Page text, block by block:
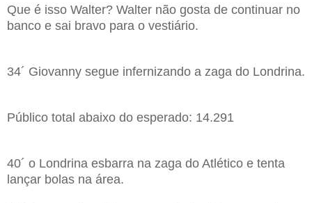
Que é isso Walter? Walter não gosta de continuar no
banco e sai bravo para o vestiário.
34´ Giovanny segue infernizando a zaga do Londrina.
Público total abaixo do esperado: 14.291
40´ o Londrina esbarra na zaga do Atlético e tenta
lançar bolas na área.